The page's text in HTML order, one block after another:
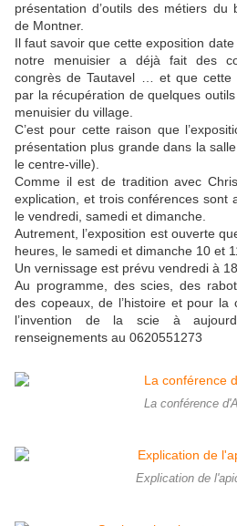
présentation d’outils des métiers du
de Montner.
Il faut savoir que cette exposition
notre menuisier a déjà fait des
congrès de Tautavel … et que cette
par la récupération de quelques
menuisier du village.
C’est pour cette raison que
présentation plus grande dans la
le centre-ville).
Comme il est de tradition avec
explication, et trois conférences sont
le vendredi, samedi et dimanche.
Autrement, l’exposition est ouverte
heures, le samedi et dimanche 10 et
Un vernissage est prévu vendredi à
Au programme, des scies, des
des copeaux, de l’histoire et pour la
l’invention de la scie à
renseignements au 0620551273
La conférence
Explication de